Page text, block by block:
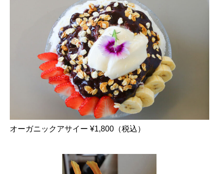
オーガニックアサイー ¥1,800（税込）